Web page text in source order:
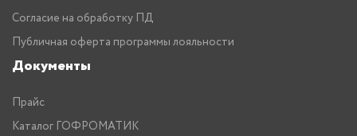
Согласие на обработку ПД
Публичная оферта программы лояльности
Документы
Прайс
Каталог ГОФРОМАТИК